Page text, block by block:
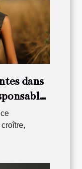
dans